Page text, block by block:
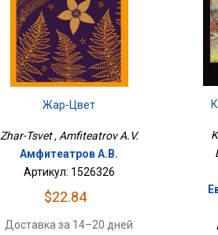
Жар-Цвет
Zhar-Tsvet , Amfiteatrov A.V.
Амфитеатров А.В.
Артикул: 1526326
$22.84
Доставка за 14–20 дней